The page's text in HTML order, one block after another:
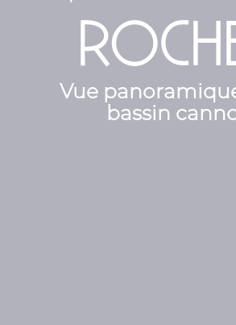
Vue
bassin